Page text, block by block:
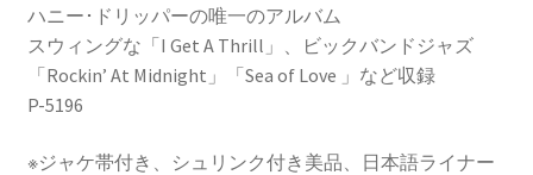
ハニー･ドリッパーの唯一のアルバム
スウィングな「I Get A Thrill」、ビックバンドジャズ
「Rockin’ At Midnight」「Sea of Love 」など収録
P-5196
※ジャケ帯付き、シュリンク付き美品、日本語ライナー